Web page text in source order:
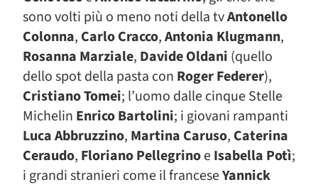
sono volti più o meno noti della tvAntonello
Colonna, Carlo Cracco,Antonia Klugmann,
Rosanna Marziale, Davide Oldani (quello
dello spot della pasta con Roger Federer),
Cristiano Tomei; l’uomo dalle cinque Stelle
Michelin Enrico Bartolini; i giovani rampanti
Luca Abbruzzino, Martina Caruso, Caterina
Ceraudo, Floriano PellegrinoeIsabella Potì;
i grandi stranieri come il franceseYannick